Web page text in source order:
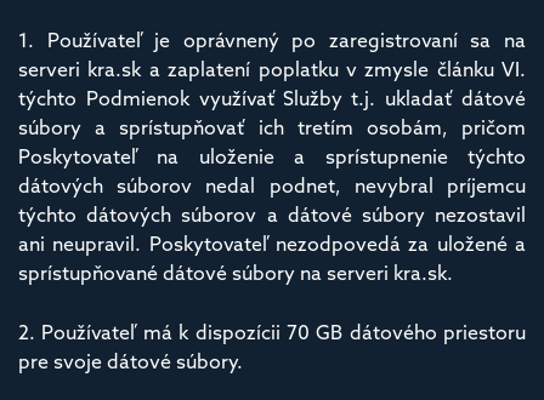
1. Používateľ je oprávnený po zaregistrovaní sa na
serveri kra.sk a zaplatení poplatku v zmysle článku VI.
týchto Podmienok využívať Služby t.j. ukladať dátové
súbory a sprístupňovať ich tretím osobám, pričom
Poskytovateľ na uloženie a sprístupnenie týchto
dátových súborov nedal podnet, nevybral príjemcu
týchto dátových súborov a dátové súbory nezostavil
ani neupravil. Poskytovateľ nezodpovedá za uložené a
sprístupňované dátové súbory na serveri kra.sk.
2. Používateľ má k dispozícii 70 GB dátového priestoru
pre svoje dátové súbory.